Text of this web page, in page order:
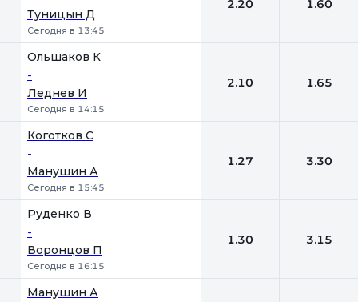
Туницын Д
Сегодня в 13:45
2.20 1.60
Ольшаков К
-
Леднев И
Сегодня в 14:15
2.10 1.65
Коготков С
-
Манушин А
Сегодня в 15:45
1.27 3.30
Руденко В
-
Воронцов П
Сегодня в 16:15
1.30 3.15
Манушин А